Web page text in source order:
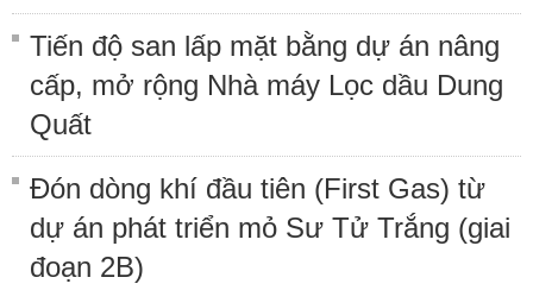
Tiến độ san lấp mặt bằng dự án nâng
cấp, mở rộng Nhà máy Lọc dầu Dung
Quất
Đón dòng khí đầu tiên (First Gas) từ
dự án phát triển mỏ Sư Tử Trắng (giai
đoạn 2B)